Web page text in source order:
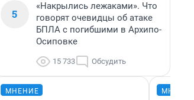
5
«Накрылись лежаками». Что
говорят очевидцы об атаке
БПЛА с погибшими в Архипо-
Осиповке
15 733 Обсудить
МНЕНИЕ